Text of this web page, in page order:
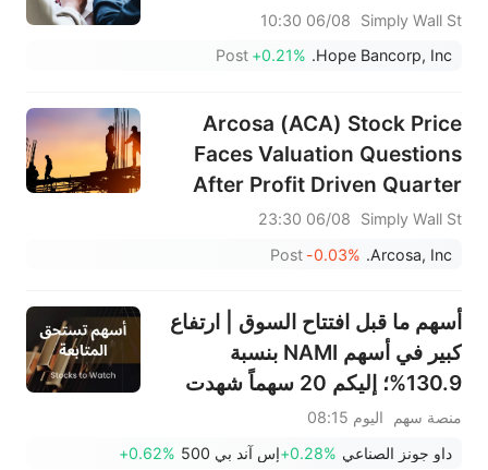
Simply Wall St
06/08 10:30
Hope Bancorp, Inc.
+0.21%
Post
Arcosa (ACA) Stock Price
Faces Valuation Questions
After Profit Driven Quarter
Simply Wall St
06/08 23:30
Arcosa, Inc.
-0.03%
Post
أسهم ما قبل افتتاح السوق | ارتفاع
كبير في أسهم NAMI بنسبة
130.9%؛ إليكم 20 سهماً شهدت
أغسطس)
منصة سهم
اليوم 08:15
داو جونز الصناعي +0.28%إس آند بي 500 +0.62%